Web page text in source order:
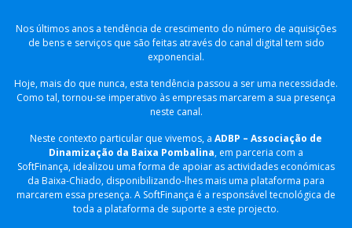
​Nos últimos anos a tendência de crescimento do número de aquisições
de bens e serviços que são feitas através do canal digital tem sido
exponencial.
Hoje, mais do que nunca, esta tendência passou a ser uma necessidade.
Como tal, tornou-se imperativo às empresas marcarem a sua presença
neste canal.
Neste contexto particular que vivemos, a ADBP – Associação de
Dinamização da Baixa Pombalina, em parceria com a
SoftFinança, idealizou uma forma de apoiar as actividades económicas
da Baixa-Chiado, disponibilizando-lhes mais uma plataforma para
marcarem essa presença. A SoftFinança é a responsável tecnológica de
toda a plataforma de suporte a este projecto.